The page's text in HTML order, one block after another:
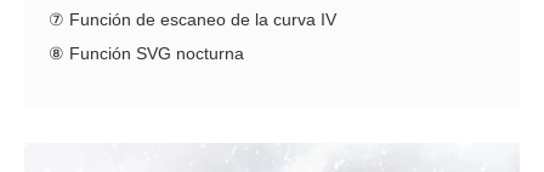
⑦ Función de escaneo de la curva IV
⑧ Función SVG nocturna